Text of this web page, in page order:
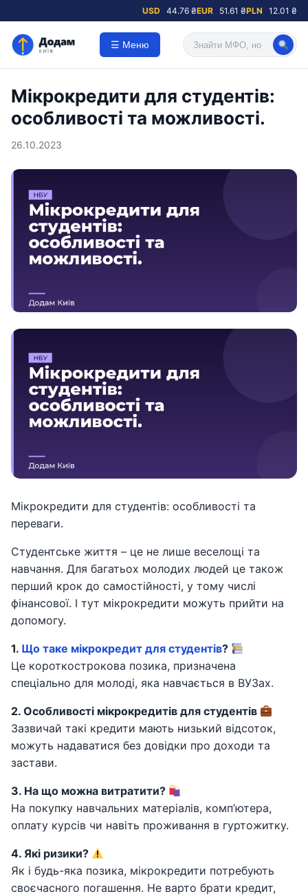
USD 44.76 ₴EUR 51.61 ₴PLN 12.01 ₴
☰ Меню
Мікрокредити для студентів:
особливості та можливості.
26.10.2023
Мікрокредити для студентів: особливості та
переваги.
Студентське життя – це не лише веселощі та
навчання. Для багатьох молодих людей це також
перший крок до самостійності, у тому числі
фінансової. І тут мікрокредити можуть прийти на
допомогу.
1. Що таке мікрокредит для студентів?
Це короткострокова позика, призначена
спеціально для молоді, яка навчається в ВУЗах.
2. Особливості мікрокредитів для студентів
Зазвичай такі кредити мають низький відсоток,
можуть надаватися без довідки про доходи та
застави.
3. На що можна витратити?
На покупку навчальних матеріалів, комп’ютера,
оплату курсів чи навіть проживання в гуртожитку.
4. Які ризики?
Як і будь-яка позика, мікрокредити потребують
своєчасного погашення. Не варто брати кредит,